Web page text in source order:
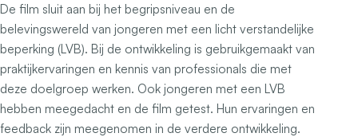
De film sluit aan bij het begripsniveau en de
belevingswereld van jongeren met een licht verstandelijke
beperking (LVB). Bij de ontwikkeling is gebruikgemaakt van
praktijkervaringen en kennis van professionals die met
deze doelgroep werken. Ook jongeren met een LVB
hebben meegedacht en de film getest. Hun ervaringen en
feedback zijn meegenomen in de verdere ontwikkeling.